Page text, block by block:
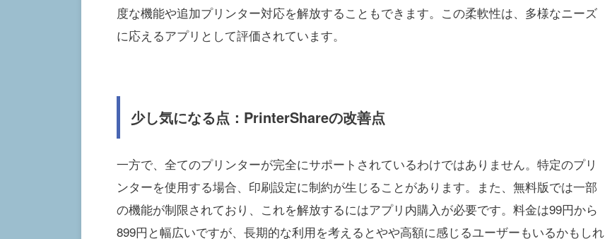
度な機能や追加プリンター対応を解放することもできます。この柔軟性は、多様なニーズ
に応えるアプリとして評価されています。
少し気になる点：PrinterShareの改善点
一方で、全てのプリンターが完全にサポートされているわけではありません。特定のプリ
ンターを使用する場合、印刷設定に制約が生じることがあります。また、無料版では一部
の機能が制限されており、これを解放するにはアプリ内購入が必要です。料金は99円から
899円と幅広いですが、長期的な利用を考えるとやや高額に感じるユーザーもいるかもしれ